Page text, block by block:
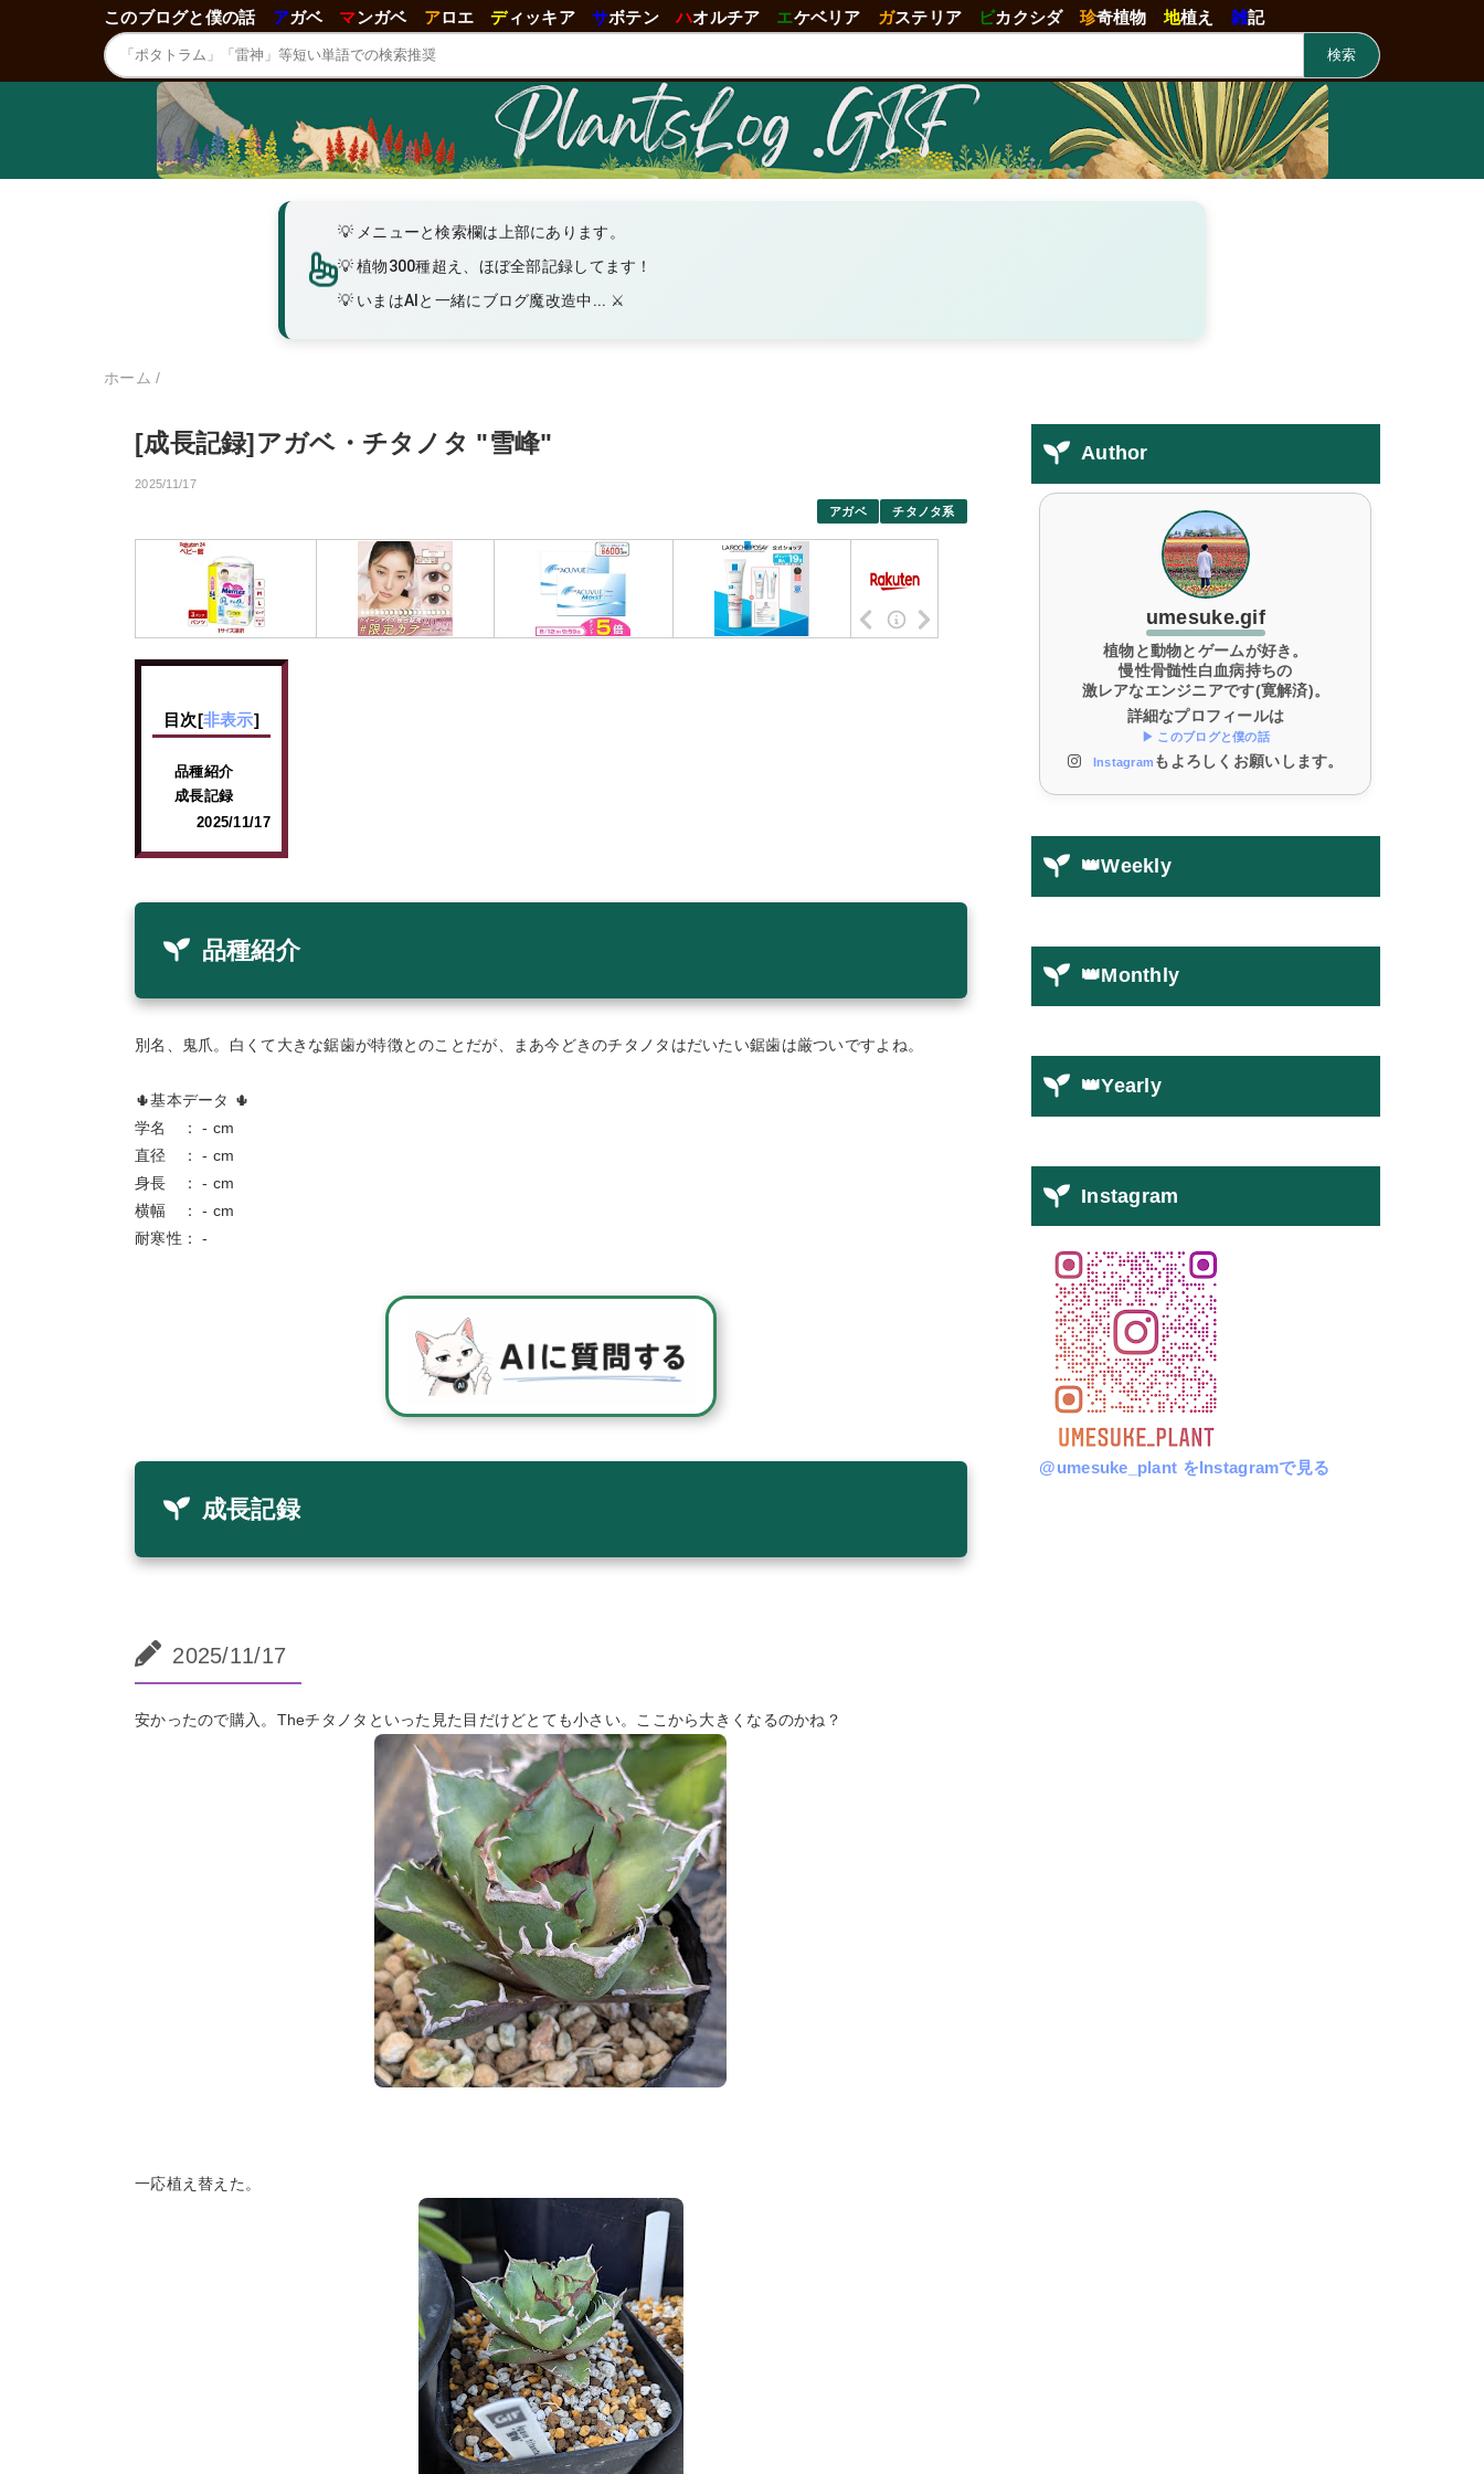
このブログと僕の話 アガベ マンガベ アロエ ディッキア サボテン ハオルチア エケベリア ガステリア ビカクシダ 珍奇植物 地植え 雑記
検索
メニューと検索欄は上部にあります。
植物300種超え、ほぼ全部記録してます！
いまはAIと一緒にブログ魔改造中... ⚔️
ホーム /
[成長記録]アガベ・チタノタ "雪峰"
2025/11/17
アガベ チタノタ系
目次 [非表示]
品種紹介
成長記録
2025/11/17
品種紹介
別名、鬼爪。白くて大きな鋸歯が特徴とのことだが、まあ今どきのチタノタはだいたい鋸歯は厳ついですよね。
🌵基本データ 🌵
学名 ： - cm
直径 ： - cm
身長 ： - cm
横幅 ： - cm
耐寒性： -
成長記録
2025/11/17
安かったので購入。Theチタノタといった見た目だけどとても小さい。ここから大きくなるのかね？
一応植え替えた。
Author
umesuke.gif
植物と動物とゲームが好き。
慢性骨髄性白血病持ちの
激レアなエンジニアです(寛解済)。
詳細なプロフィールは
▶ このブログと僕の話
Instagram もよろしくお願いします。
👑Weekly
👑Monthly
👑Yearly
Instagram
@umesuke_plant をInstagramで見る